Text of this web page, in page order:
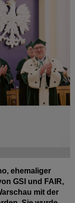
ehemaliger
GSI und FAIR,
mit der